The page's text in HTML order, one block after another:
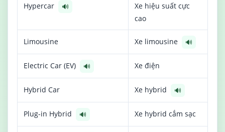
Hypercar 🔊
Xe hiệu suất cực
cao
Limousine Xe limousine 🔊
Electric Car (EV) 🔊 Xe điện
Hybrid Car Xe hybrid 🔊
Plug-in Hybrid 🔊 Xe hybrid cắm sạc